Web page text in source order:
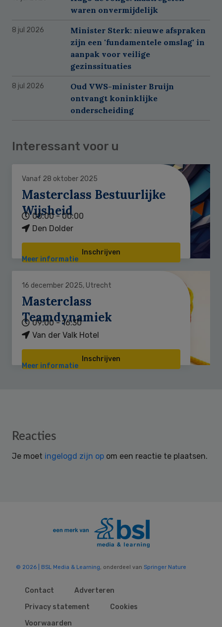
waren onvermijdelijk
8 jul 2026
Minister Sterk: nieuwe afspraken
zijn een 'fundamentele omslag' in
aanpak voor veilige
gezinssituaties
8 jul 2026
Oud VWS-minister Bruijn
ontvangt koninklijke
onderscheiding
Interessant voor u
Vanaf 28 oktober 2025
Masterclass Bestuurlijke
Wijsheid
00:00 - 00:00
Den Dolder
Inschrijven
Meer informatie
16 december 2025, Utrecht
Masterclass
Teamdynamiek
09:00 - 16:30
Van der Valk Hotel
Inschrijven
Meer informatie
Reader
Reacties
Je moet ingelogd zijn op om een reactie te plaatsen.
© 2026 | BSL Media & Learning , onderdeel van Springer Nature
Contact
Adverteren
Privacy statement
Cookies
Voorwaarden